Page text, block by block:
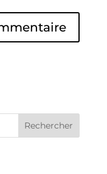
Rechercher